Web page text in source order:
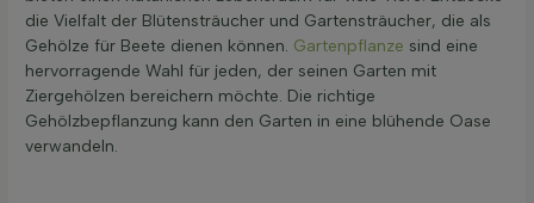
die Vielfalt der Blütensträucher und Gartensträucher, die als
Gehölze für Beete dienen können. Gartenpflanze sind eine
hervorragende Wahl für jeden, der seinen Garten mit
Ziergehölzen bereichern möchte. Die richtige
Gehölzbepflanzung kann den Garten in eine blühende Oase
verwandeln.